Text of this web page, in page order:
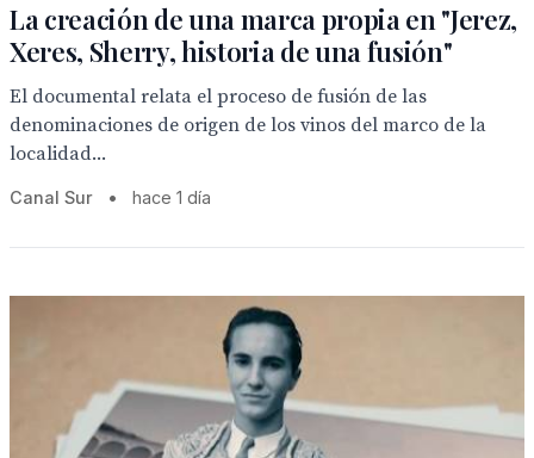
La creación de una marca propia en "Jerez,
Xeres, Sherry, historia de una fusión"
El documental relata el proceso de fusión de las
denominaciones de origen de los vinos del marco de la
localidad...
Canal Sur • hace 1 día